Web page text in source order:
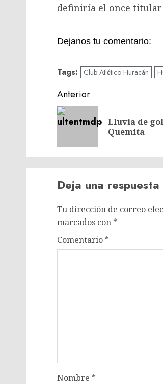
definiría el once titular
Dejanos tu comentario:
Tags: Club Atlético Huracán
Navegación
de
entradas
Anterior
Lluvia de
Quemita
Deja una respuesta
Tu dirección de correo
marcados con *
Comentario *
Nombre *